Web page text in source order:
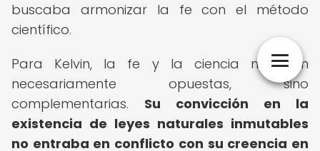
buscaba armonizar la fe con el método
científico.
Para Kelvin, la fe y la ciencia no eran
necesariamente opuestas, sino
complementarias. Su convicción en la
existencia de leyes naturales inmutables
no entraba en conflicto con su creencia en